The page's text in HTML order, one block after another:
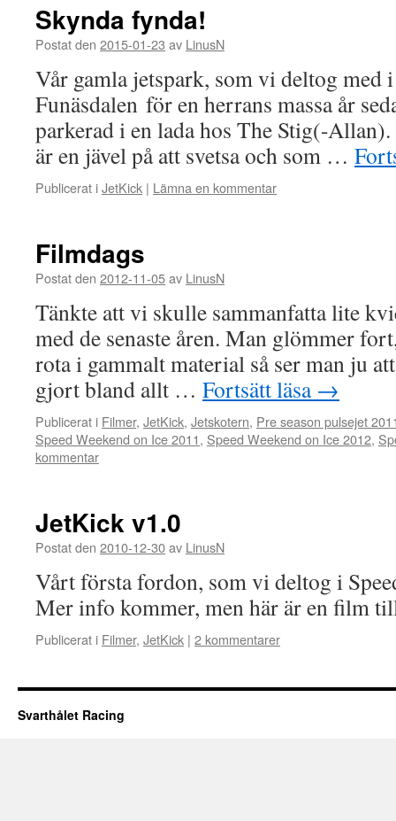
Skynda fynda!
Postat den 2015-01-23 av LinusN
Vår gamla jetspark, som vi deltog med
Funäsdalen för en herrans massa år
parkerad i en lada hos The Stig(-
är en jävel på att svetsa och som …
Publicerat iJetKick | Lämna en kommentar
Filmdags
Postat den 2012-11-05av LinusN
Tänkte att vi skulle sammanfatta lite
med de senaste åren. Man glömmer
rota i gammalt material så ser man ju
gjort bland allt … Fortsätt läsa →
Publicerat i Filmer, JetKick, Jetskotern, Pre season pulsejet
Speed Weekend on Ice 2011, Speed Weekend on Ice 2012,
kommentar
JetKick v1.0
Postat den 2010-12-30av LinusN
Vårt första fordon, som vi deltog i
Mer info kommer, men här är en film
Publicerat i Filmer, JetKick | 2 kommentarer
Svarthålet Racing